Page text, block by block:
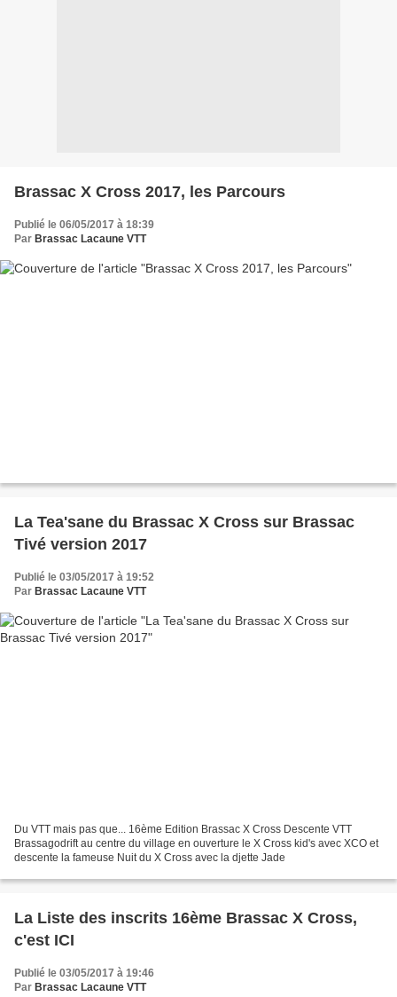
Brassac X Cross 2017, les Parcours
Publié le 06/05/2017 à 18:39
Par Brassac Lacaune VTT
La Tea'sane du Brassac X Cross sur Brassac
Tivé version 2017
Publié le 03/05/2017 à 19:52
Par Brassac Lacaune VTT
Du VTT mais pas que... 16ème Edition Brassac X Cross Descente VTT
Brassagodrift au centre du village en ouverture le X Cross kid's avec XCO et
descente la fameuse Nuit du X Cross avec la djette Jade
La Liste des inscrits 16ème Brassac X Cross,
c'est ICI
Publié le 03/05/2017 à 19:46
Par Brassac Lacaune VTT